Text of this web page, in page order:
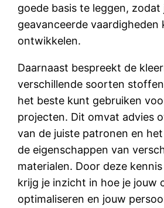
goede basis te leggen, zodat
geavanceerde vaardigheden
ontwikkelen.
Daarnaast bespreekt de
verschillende soorten
het beste kunt gebruiken
projecten. Dit omvat advies
van de juiste patronen en
de eigenschappen van
materialen. Door deze
krijg je inzicht in hoe je jouw
optimaliseren en jouw